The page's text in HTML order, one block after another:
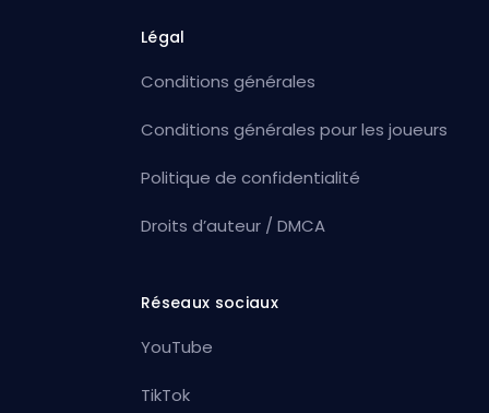
Légal
Conditions générales
Conditions générales pour les joueurs
Politique de confidentialité
Droits d’auteur / DMCA
Réseaux sociaux
YouTube
TikTok